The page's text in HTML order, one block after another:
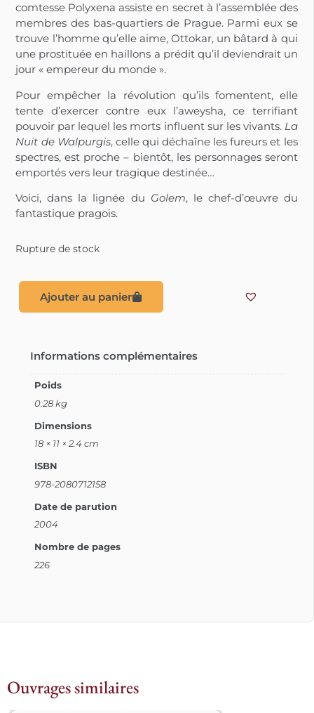
comtesse Polyxena assiste en secret à l’assemblée des
membres des bas-quartiers de Prague. Parmi eux se
trouve l’homme qu’elle aime, Ottokar, un bâtard à qui
une prostituée en haillons a prédit qu’il deviendrait un
jour « empereur du monde ».
Pour empêcher la révolution qu’ils fomentent, elle
tente d’exercer contre eux l’aweysha, ce terrifiant
pouvoir par lequel les morts influent sur les vivants. La
Nuit de Walpurgis, celle qui déchaîne les fureurs et les
spectres, est proche – bientôt, les personnages seront
emportés vers leur tragique destinée…
Voici, dans la lignée du Golem, le chef-d’œuvre du
fantastique pragois.
Rupture de stock
Ajouter au panier
Informations complémentaires
Poids
0.28 kg
Dimensions
18 × 11 × 2.4 cm
ISBN
978-2080712158
Date de parution
2004
Nombre de pages
226
Ouvrages similaires